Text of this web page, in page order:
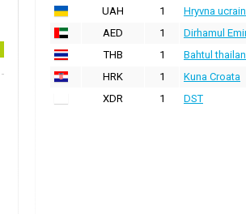
UAH
1 Hryvna
AED
1 Dirhamul
THB
1 Bahtul
HRK
1 Kuna Croata
XDR
1 DST